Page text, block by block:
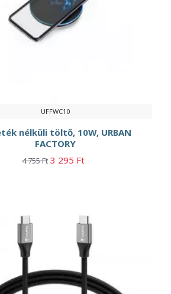
UFFWC10
nélküli töltő, 10W, URBAN
FACTORY
4 755 Ft 3 295 Ft